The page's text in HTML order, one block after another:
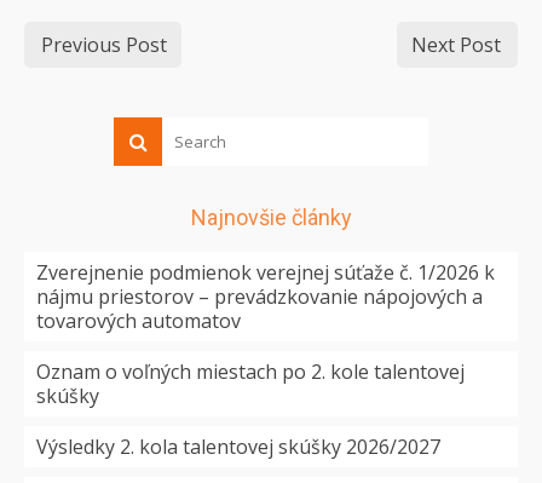
Previous Post Next Post
Najnovšie články
Zverejnenie podmienok verejnej súťaže č. 1/2026 k
nájmu priestorov – prevádzkovanie nápojových a
tovarových automatov
Oznam o voľných miestach po 2. kole talentovej
skúšky
Výsledky 2. kola talentovej skúšky 2026/2027